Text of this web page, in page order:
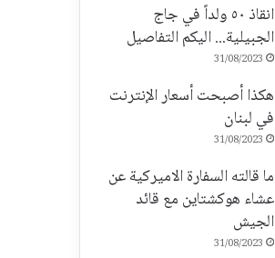
انقاذ ٥٠ ولداً في جاج
الجبيلية... اليكم التفاصيل
31/08/2023
هكذا أصبحت أسعار الإنترنت
في لبنان
31/08/2023
ما قالته السفارة الاميركية عن
عشاء هوكشتاين مع قائد
الجيش
31/08/2023